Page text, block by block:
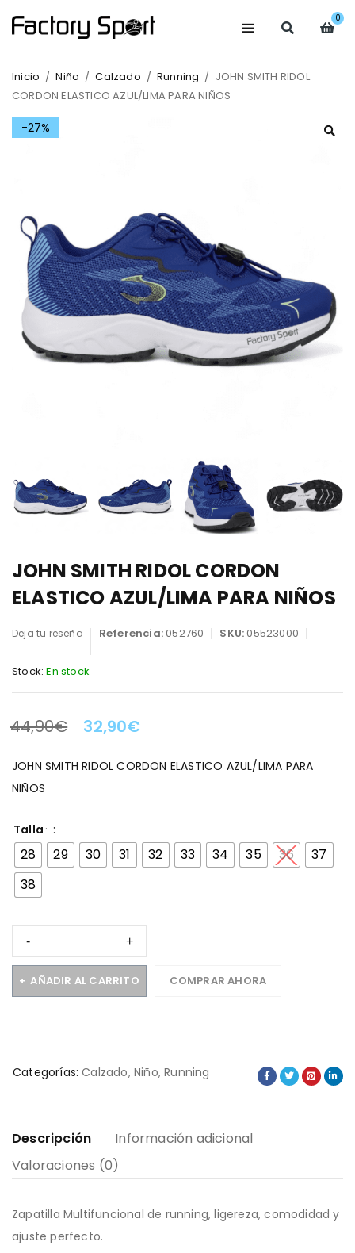
0
Inicio / Niño / Calzado / Running / JOHN SMITH RIDOL
CORDON ELASTICO AZUL/LIMA PARA NIÑOS
-27%
JOHN SMITH RIDOL CORDON
ELASTICO AZUL/LIMA PARA NIÑOS
Deja tu reseña Referencia:052760 SKU:05523000
Stock: En stock
LA OFERTA TERMINA EN:
44,90€ 32,90€
JOHN SMITH RIDOL CORDON ELASTICO AZUL/LIMA PARA
NIÑOS
Talla
28 29 30 31 32 33 34 35 36
37
38
AÑADIR AL CARRITO COMPRAR AHORA
Categorías: Calzado,Niño,Running
Descripción
Información adicional
Valoraciones (0)
Zapatilla Multifuncional de running, ligereza, comodidad y
ajuste perfecto.